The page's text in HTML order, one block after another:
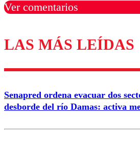
Ver comentarios
Los comentarios son moderados
diálogo
Correo
LAS MÁS LEÍDAS
Senapred ordena evacuar dos
desborde del río Damas: activa